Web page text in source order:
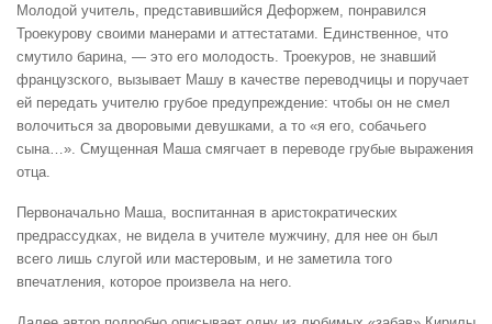
Молодой учитель, представившийся Дефоржем, понравился
Троекурову своими манерами и аттестатами. Единственное, что
смутило барина, — это его молодость. Троекуров, не знавший
французского, вызывает Машу в качестве переводчицы и поручает
ей передать учителю грубое предупреждение: чтобы он не смел
волочиться за дворовыми девушками, а то «я его, собачьего
сына…». Смущенная Маша смягчает в переводе грубые выражения
отца.
Первоначально Маша, воспитанная в аристократических
предрассудках, не видела в учителе мужчину, для нее он был
всего лишь слугой или мастеровым, и не заметила того
впечатления, которое произвела на него.